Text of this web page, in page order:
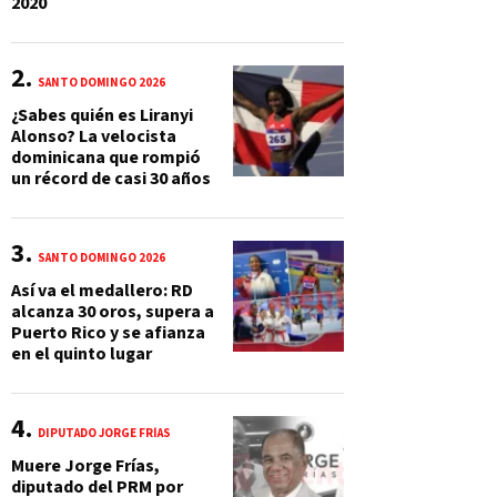
SANTO DOMINGO 2026
¿Sabes quién es Liranyi
Alonso? La velocista
dominicana que rompió
un récord de casi 30 años
SANTO DOMINGO 2026
Así va el medallero: RD
alcanza 30 oros, supera a
Puerto Rico y se afianza
en el quinto lugar
DIPUTADO JORGE FRÍAS
Muere Jorge Frías,
diputado del PRM por